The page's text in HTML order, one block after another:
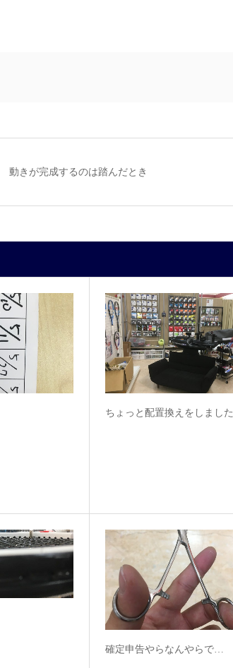
動きが完成するのは踏んだとき
ちょっと配置換えをしました
確定申告やらなんやらで…